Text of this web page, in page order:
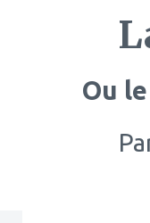
Ou